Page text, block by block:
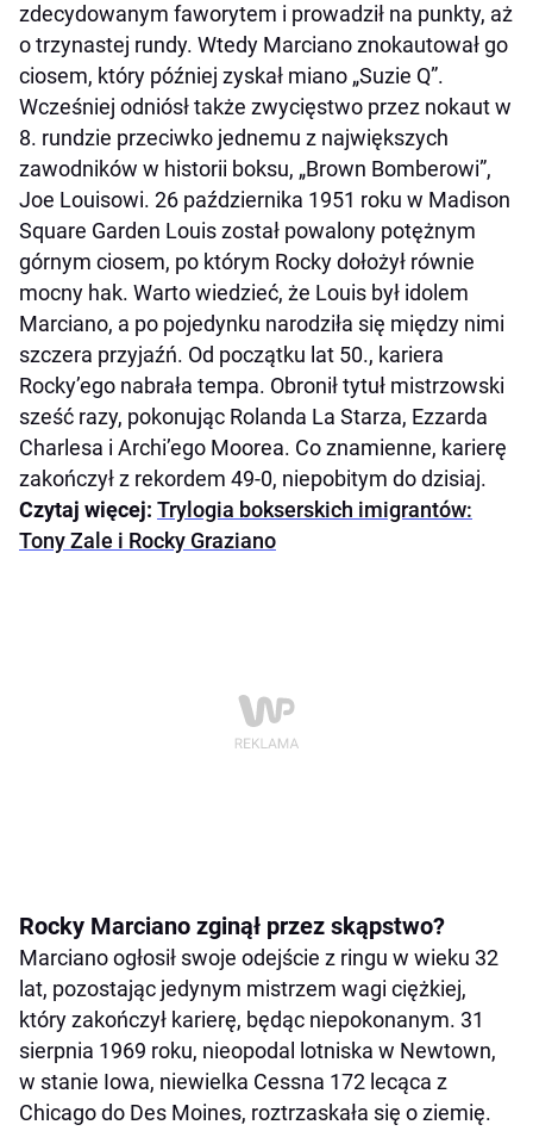
zdecydowanym faworytem i prowadził na punkty, aż
o trzynastej rundy. Wtedy Marciano znokautował go
ciosem, który później zyskał miano „Suzie Q”.
Wcześniej odniósł także zwycięstwo przez nokaut w
8. rundzie przeciwko jednemu z największych
zawodników w historii boksu, „Brown Bomberowi”,
Joe Louisowi. 26 października 1951 roku w Madison
Square Garden Louis został powalony potężnym
górnym ciosem, po którym Rocky dołożył równie
mocny hak. Warto wiedzieć, że Louis był idolem
Marciano, a po pojedynku narodziła się między nimi
szczera przyjaźń. Od początku lat 50., kariera
Rocky’ego nabrała tempa. Obronił tytuł mistrzowski
sześć razy, pokonując Rolanda La Starza, Ezzarda
Charlesa i Archi’ego Moorea. Co znamienne, karierę
zakończył z rekordem 49-0, niepobitym do dzisiaj.
Czytaj więcej: Trylogia bokserskich imigrantów:
Tony Zale i Rocky Graziano
Rocky Marciano zginął przez skąpstwo?
Marciano ogłosił swoje odejście z ringu w wieku 32
lat, pozostając jedynym mistrzem wagi ciężkiej,
który zakończył karierę, będąc niepokonanym. 31
sierpnia 1969 roku, nieopodal lotniska w Newtown,
w stanie Iowa, niewielka Cessna 172 lecąca z
Chicago do Des Moines, roztrzaskała się o ziemię.